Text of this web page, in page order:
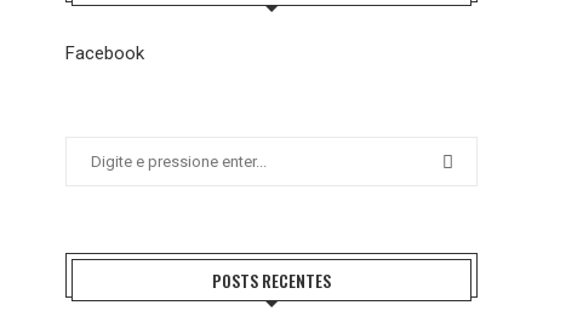
Facebook
POSTS RECENTES